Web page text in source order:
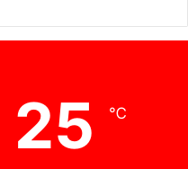
25 ℃